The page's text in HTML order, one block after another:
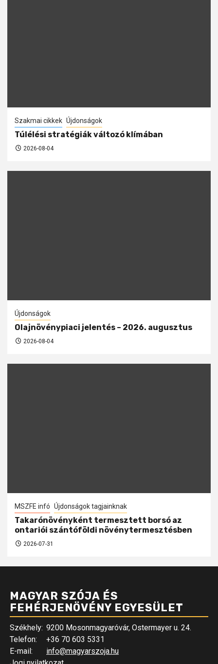
Szakmai cikkek Újdonságok
Túlélési stratégiák változó klímában
2026-08-04
Újdonságok
Olajnövénypiaci jelentés – 2026. augusztus
2026-08-04
MSZFE infó Újdonságok tagjainknak
Takarónövényként termesztett borsó az
ontariói szántóföldi növénytermesztésben
2026-07-31
MAGYAR SZÓJA ÉS
FEHÉRJENÖVÉNY EGYESÜLET
Székhely: 9200 Mosonmagyaróvár, Ostermayer u. 24.
Telefon:
+36 70 603 5331
E-mail:
info@magyarszoja.hu